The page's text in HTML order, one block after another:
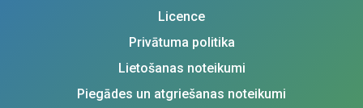
Licence
Privātuma politika
Lietošanas noteikumi
Piegādes un atgriešanas noteikumi